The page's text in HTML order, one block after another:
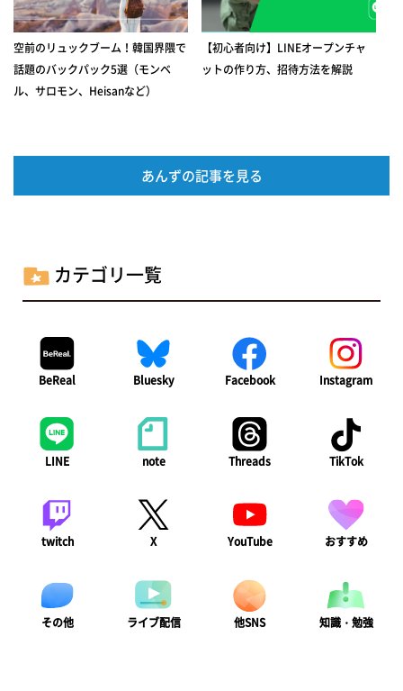
空前のリュックブーム！韓国界隈で
話題のバックパック5選（モンベ
ル、サロモン、Heisanなど）
【初心者向け】LINEオープンチャ
ットの作り方、招待方法を解説
あんずの記事を見る
カテゴリ一覧
BeReal Bluesky Facebook Instagram
LINE note Threads TikTok
twitch X YouTube おすすめ
その他 ライブ配信 他SNS 知識・勉強